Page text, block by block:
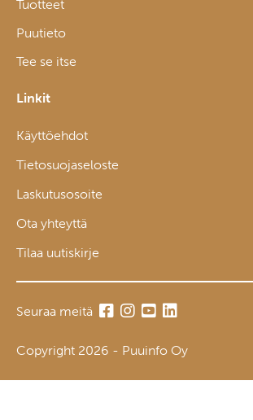
Tuotteet
Puutieto
Tee se itse
Linkit
Käyttöehdot
Tietosuojaseloste
Laskutusosoite
Ota yhteyttä
Tilaa uutiskirje
Seuraa meitä
Copyright 2026 - Puuinfo Oy